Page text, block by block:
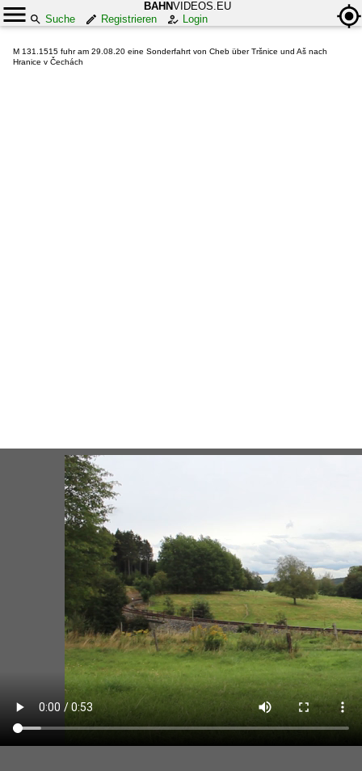
BAHNVIDEOS.EU
Suche
Registrieren Login
M 131.1515 fuhr am 29.08.20 eine Sonderfahrt von Cheb über Tršnice und Aš nach
Hranice v Čechách